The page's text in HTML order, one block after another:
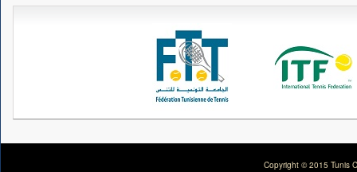
Copyright © 2015 Tunis